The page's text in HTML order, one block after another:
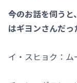
――今のお話を伺う
はギヨンさんだっ
イ・スヒョク：ム